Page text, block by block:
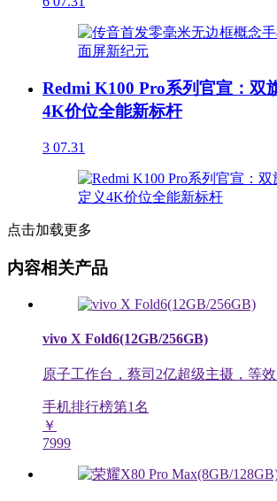
Redmi K100 Pro系列官宣：双
4K价位全能新标杆
3 07.31
点击加载更多
内容相关产品
vivo X Fold6(12GB/256GB)
原子工作台，蔡司2亿超级主摄，等
手机排行榜第1名
￥
7999